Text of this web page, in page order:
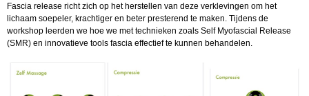
Fascia release richt zich op het herstellen van deze verklevingen om het
lichaam soepeler, krachtiger en beter presterend te maken. Tijdens de
workshop leerden we hoe we met technieken zoals Self Myofascial Release
(SMR) en innovatieve tools fascia effectief te kunnen behandelen.